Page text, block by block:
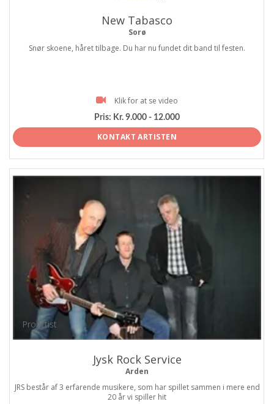
New Tabasco
Sorø
Snør skoene, håret tilbage. Du har nu fundet dit band til festen.
Klik for at se video
Pris: Kr. 9.000 - 12.000
KONTAKT ARTISTEN
ProArtist
Jysk Rock Service
Arden
JRS består af 3 erfarende musikere, som har spillet sammen i mere end
20 år vi spiller hit